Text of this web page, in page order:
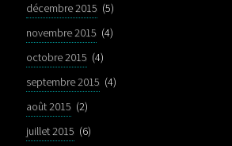
décembre 2015 (5)
novembre 2015 (4)
octobre 2015 (4)
septembre 2015 (4)
août 2015 (2)
juillet 2015 (6)